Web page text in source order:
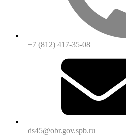
+7 (812) 417-35-08
ds45@obr.gov.spb.ru